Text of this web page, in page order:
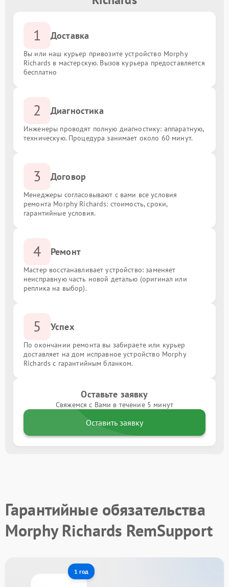
1 Доставка
Вы или наш курьер привозите устройство Morphy
Richards в мастерскую. Вызов курьера предоставляется
бесплатно
2 Диагностика
Инженеры проводят полную диагностику: аппаратную,
техническую. Процедура занимает около 60 минут.
3 Договор
Менеджеры согласовывают с вами все условия
ремонта Morphy Richards: стоимость, сроки,
гарантийные условия.
4 Ремонт
Мастер восстанавливает устройство: заменяет
неисправную часть новой деталью (оригинал или
реплика на выбор).
5 Успех
По окончании ремонта вы забираете или курьер
доставляет на дом исправное устройство Morphy
Richards с гарантийным бланком.
Оставьте заявку
Свяжемся с Вами в течение 5 минут
Оставить заявку
Гарантийные обязательства
Morphy Richards RemSupport
1 год